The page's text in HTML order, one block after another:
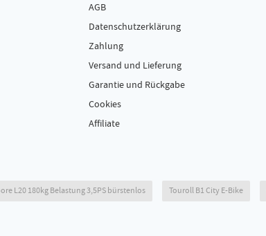
AGB
Datenschutzerklärung
Zahlung
Versand und Lieferung
Garantie und Rückgabe
Cookies
Affiliate
L20 180kg Belastung 3,5PS bürstenlos Touroll B1 City E-Bike